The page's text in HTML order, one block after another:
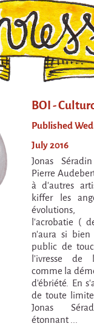
la Pastille
du désordre
la Pastille
BOI -
Published
July 2016
Jonas
Pierre
à d’autres
kiffer les
l’acrobatie (
n’aura si
public de
l’ivresse de
comme la
d’ébriété. En
de toute
Jonas
étonnant ...